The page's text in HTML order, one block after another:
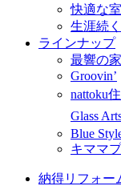
快適な
生涯続
ラインナップ
最響の家
Groovin’
nattoku
Glass
Blue
キママ
納得リフォー